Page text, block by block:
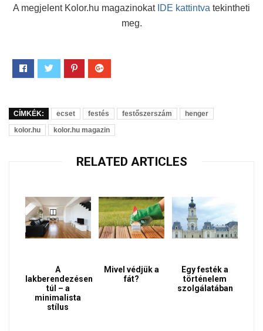
A megjelent Kolor.hu magazinokat IDE kattintva tekintheti
meg.
CÍMKÉK: ecset festés festőszerszám
henger
kolor.hu
kolor.hu magazin
RELATED ARTICLES
A
lakberendezésen
túl – a
minimalista
stílus
Mivel védjük a
fát?
Egy festék a
történelem
szolgálatában